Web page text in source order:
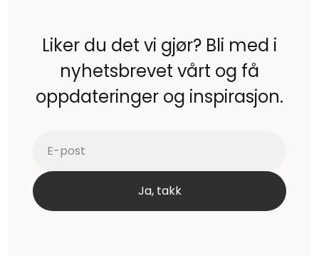
Liker du det vi gjør? Bli med i
nyhetsbrevet vårt og få
oppdateringer og inspirasjon.